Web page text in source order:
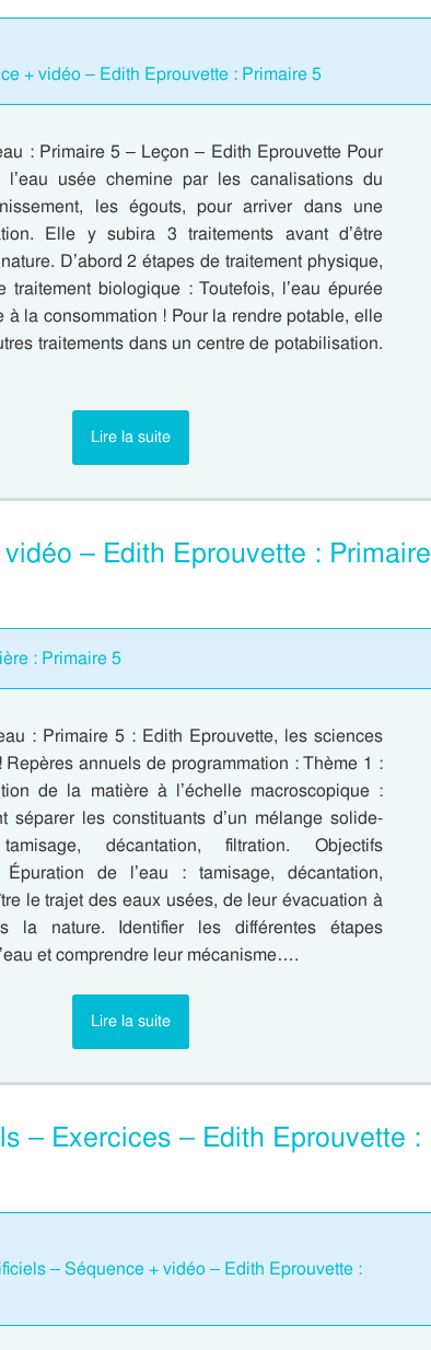
+ vidéo – Edith Eprouvette : Primaire 5
: Primaire 5 – Leçon – Edith Eprouvette Pour
l’eau usée chemine par les canalisations du
les égouts, pour arriver dans une
Elle y subira 3 traitements avant d’être
D’abord 2 étapes de traitement physique,
traitement biologique : Toutefois, l’eau épurée
à la consommation ! Pour la rendre potable, elle
traitements dans un centre de potabilisation.
Lire la suite
– Edith Eprouvette : Primaire
: Primaire 5
: Primaire 5 : Edith Eprouvette, les sciences
Repères annuels de programmation : Thème 1 :
de la matière à l’échelle macroscopique :
séparer les constituants d’un mélange solide-
décantation, filtration. Objectifs
de l’eau : tamisage, décantation,
le trajet des eaux usées, de leur évacuation à
la nature. Identifier les différentes étapes
et comprendre leur mécanisme….
Lire la suite
– Exercices – Edith Eprouvette :
– Séquence + vidéo – Edith Eprouvette :